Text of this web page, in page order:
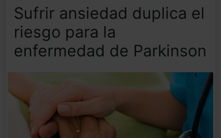
Sufrir ansiedad duplica el
riesgo para la
enfermedad de Parkinson